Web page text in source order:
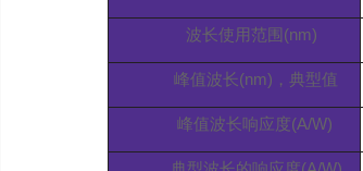
波长使用范围(nm)
峰值波长(nm)，典型值
峰值波长响应度(A/W)